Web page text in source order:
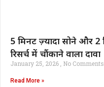
5 मिनट ज़्यादा सोने और 2
रिसर्च में चौंकाने वाला दावा
January 25, 2026 No Comments
Read More »